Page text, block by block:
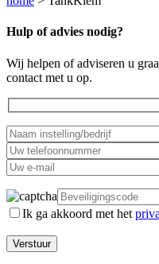
Hulp of advies nodig?
Wij helpen of adviseren u
contact met u op.
Ik ga akkoord met het